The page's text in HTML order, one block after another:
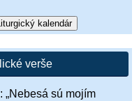
kalendár
verše
„Nebesá sú mojím